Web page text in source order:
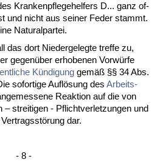
Kran­ken­pfle­ge­hel­fers D... ganz of­
und nicht aus sei­ner Fe­der stammt.
Na­tu­ral­par­tei.
das dort Nie­der­ge­leg­te tref­fe zu,
ge­genüber er­ho­be­nen Vorwürfe
Kündi­gung gemäß §§ 34 Abs.
so­for­ti­ge Auflösung des Ar­beits­
Re­ak­ti­on auf die von
– strei­ti­gen - Pflicht­ver­let­zun­gen und
dar.
- 8 -